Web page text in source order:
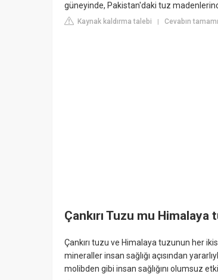
güneyinde, Pakistan'daki tuz
Kaynak kaldırma talebi | Cevabın
Çankırı Tuzu mu Himalaya
Çankırı tuzu ve Himalaya tuzunun her
mineraller insan sağlığı açısından
molibden gibi insan sağlığını olumsuz